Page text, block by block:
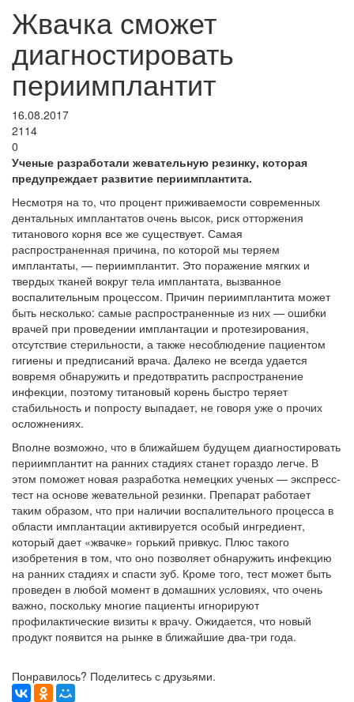
Жвачка сможет
диагностировать
периимплантит
16.08.2017
2114
0
Ученые разработали жевательную резинку, которая
предупреждает развитие периимплантита.
Несмотря на то, что процент приживаемости современных
дентальных имплантатов очень высок, риск отторжения
титанового корня все же существует. Самая
распространенная причина, по которой мы теряем
имплантаты, — периимплантит. Это поражение мягких и
твердых тканей вокруг тела имплантата, вызванное
воспалительным процессом. Причин периимплантита может
быть несколько: самые распространенные из них — ошибки
врачей при проведении имплантации и протезирования,
отсутствие стерильности, а также несоблюдение пациентом
гигиены и предписаний врача. Далеко не всегда удается
вовремя обнаружить и предотвратить распространение
инфекции, поэтому титановый корень быстро теряет
стабильность и попросту выпадает, не говоря уже о прочих
осложнениях.
Вполне возможно, что в ближайшем будущем диагностировать
периимплантит на ранних стадиях станет гораздо легче. В
этом поможет новая разработка немецких ученых — экспресс-
тест на основе жевательной резинки. Препарат работает
таким образом, что при наличии воспалительного процесса в
области имплантации активируется особый ингредиент,
который дает «жвачке» горький привкус. Плюс такого
изобретения в том, что оно позволяет обнаружить инфекцию
на ранних стадиях и спасти зуб. Кроме того, тест может быть
проведен в любой момент в домашних условиях, что очень
важно, поскольку многие пациенты игнорируют
профилактические визиты к врачу. Ожидается, что новый
продукт появится на рынке в ближайшие два-три года.
Понравилось? Поделитесь с друзьями.